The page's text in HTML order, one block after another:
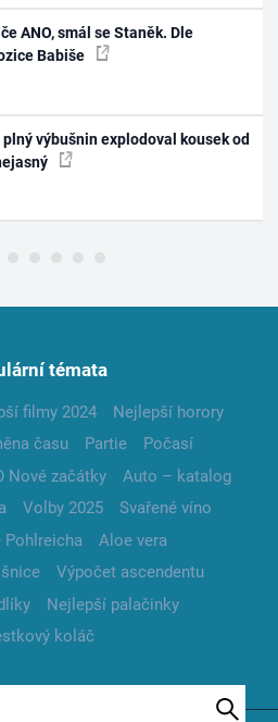
ANO, smál se Staněk. Dle
Babiše
výbušnin explodoval kousek od
témata
filmy 2024
Nejlepší horory
času Partie
Počasí
Nové začátky
Auto – katalog
Volby 2025
Svařené víno
Pohlreicha
Aloe vera
Výpočet ascendentu
Nejlepší palačinky
koláč